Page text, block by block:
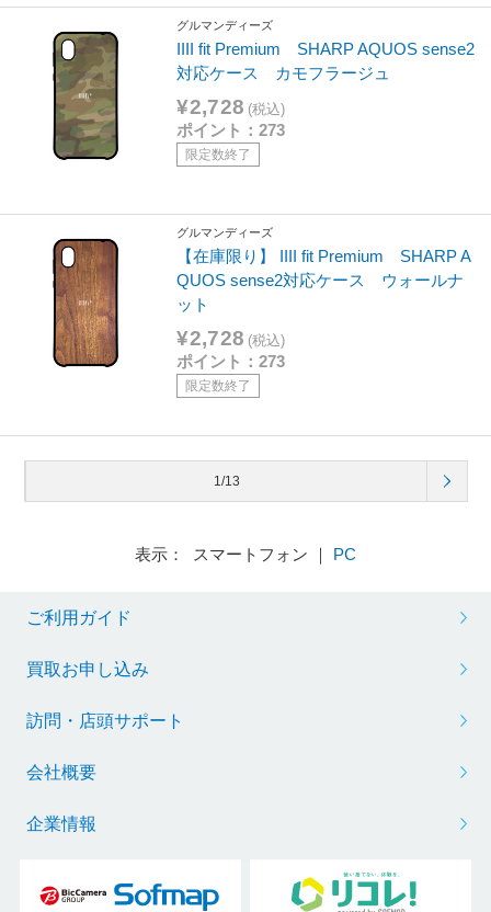
グルマンディーズ
IIII fit Premium SHARP AQUOS sense2
対応ケース カモフラージュ
¥2,728 (税込)
ポイント：273
限定数終了
グルマンディーズ
【在庫限り】 IIII fit Premium SHARP A
QUOS sense2対応ケース ウォールナ
ット
¥2,728 (税込)
ポイント：273
限定数終了
1/13
表示： スマートフォン ｜ PC
ご利用ガイド
買取お申し込み
訪問・店頭サポート
会社概要
企業情報